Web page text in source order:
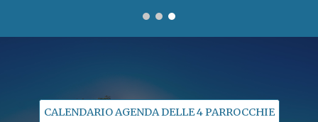
CALENDARIO AGENDA DELLE 4 PARROCCHIE